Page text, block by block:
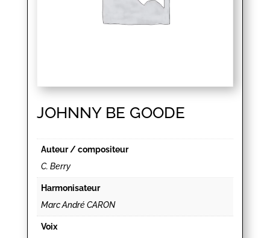
JOHNNY BE GOODE
Auteur / compositeur
C. Berry
Harmonisateur
Marc André CARON
Voix